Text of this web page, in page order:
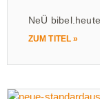
NeÜ
ZUM TITEL »